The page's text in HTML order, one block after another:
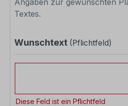
Angaben zur gewünschten
Textes.
Wunschtext (Pflichtfeld)
Diese Feld ist ein Pflichtfeld